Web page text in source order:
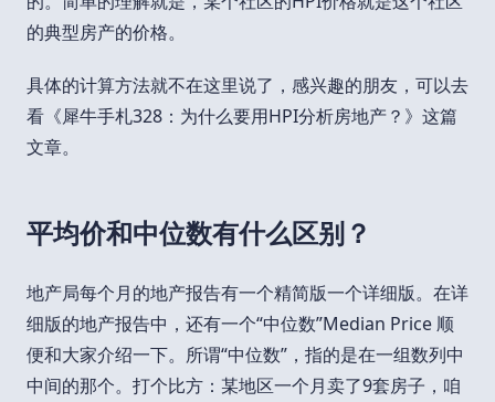
的典型房产的价格。
具体的计算方法就不在这里说了，感兴趣的朋友，可以去
看《犀牛手札328：为什么要用HPI分析房地产？》这篇
文章。
平均价和中位数有什么区别？
地产局每个月的地产报告有一个精简版一个详细版。在详
细版的地产报告中，还有一个“中位数”Median Price 顺
便和大家介绍一下。所谓“中位数”，指的是在一组数列中
中间的那个。打个比方：某地区一个月卖了9套房子，咱